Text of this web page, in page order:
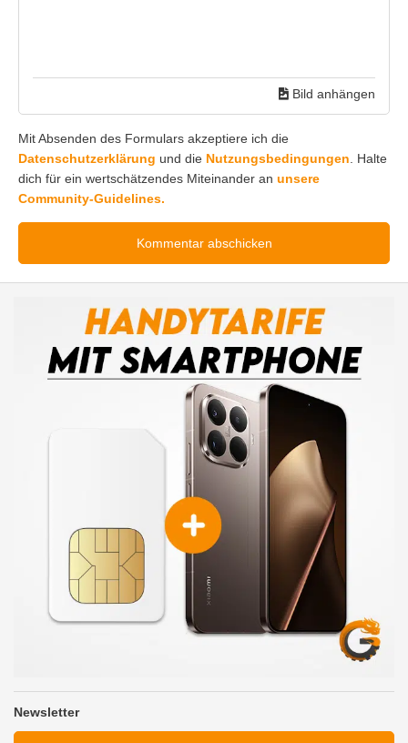
Bild anhängen
Mit Absenden des Formulars akzeptiere ich die
Datenschutzerklärung und die Nutzungsbedingungen . Halte
dich für ein wertschätzendes Miteinander an unsere
Community-Guidelines.
Newsletter